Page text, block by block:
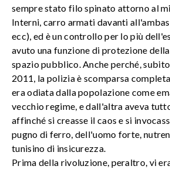
sempre stato filo spinato attorno al
Interni, carro armati davanti
ecc), ed è un controllo per lo più
avuto una funzione di protezione
spazio pubblico. Anche perché,
2011, la polizia è scomparsa
era odiata dalla popolazione come
vecchio regime, e dall'altra aveva
affinché si creasse il caos e si
pugno di ferro, dell'uomo forte,
tunisino di insicurezza.
Prima della rivoluzione, peraltro, vi